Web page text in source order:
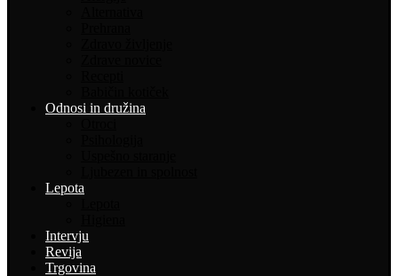
Odnosi in družina
Lepota
Intervju
Revija
Trgovina